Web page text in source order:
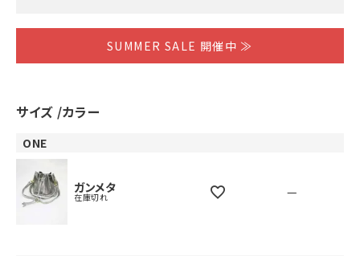
SUMMER SALE 開催中 ≫
サイズ カラー
ONE
ガンメタ
在庫切れ —